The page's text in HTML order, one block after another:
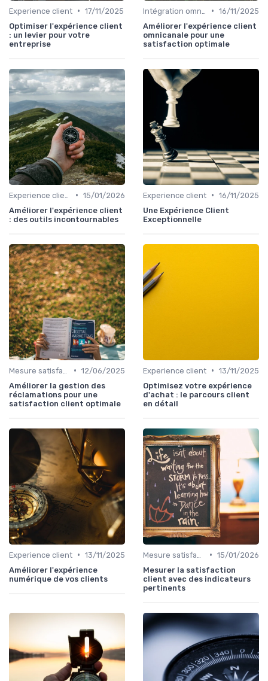
Experience client • 17/11/2025
Optimiser l'expérience client
: un levier pour votre
entreprise
• 16/11/2025
Améliorer l'expérience client
omnicanale pour une
satisfaction optimale
• 15/01/2026
Améliorer l'expérience client
: des outils incontournables
Experience client • 16/11/2025
Une Expérience Client
Exceptionnelle
• 12/06/2025
Améliorer la gestion des
réclamations pour une
satisfaction client optimale
Experience client • 13/11/2025
Optimisez votre expérience
d'achat : le parcours client
en détail
Experience client • 13/11/2025
Améliorer l'expérience
numérique de vos clients
• 15/01/2026
Mesurer la satisfaction
client avec des indicateurs
pertinents